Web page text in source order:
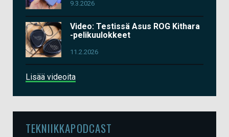
9.3.2026
Video: Testissä Asus ROG Kithara
-pelikuulokkeet
11.2.2026
Lisää videoita
TEKNIIKKAPODCAST